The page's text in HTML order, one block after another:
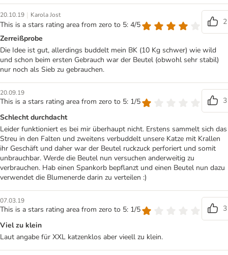
20.10.19 | Karola Jost
This is a stars rating area from zero to 5: 4/5
2
Zerreißprobe
Die Idee ist gut, allerdings buddelt mein BK (10 Kg schwer) wie wild
und schon beim ersten Gebrauch war der Beutel (obwohl sehr stabil)
nur noch als Sieb zu gebrauchen.
20.09.19
This is a stars rating area from zero to 5: 1/5
3
Schlecht durchdacht
Leider funktioniert es bei mir überhaupt nicht. Erstens sammelt sich das
Streu in den Falten und zweitens verbuddelt unsere Katze mit Krallen
ihr Geschäft und daher war der Beutel ruckzuck perforiert und somit
unbrauchbar. Werde die Beutel nun versuchen anderweitig zu
verbrauchen. Hab einen Spankorb bepflanzt und einen Beutel nun dazu
verwendet die Blumenerde darin zu verteilen :)
07.03.19
This is a stars rating area from zero to 5: 1/5
3
Viel zu klein
Laut angabe für XXL katzenklos aber vieell zu klein.